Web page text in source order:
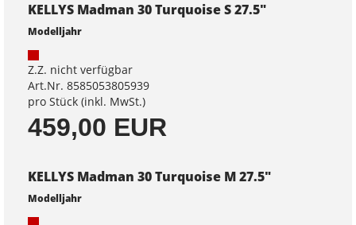
KELLYS Madman 30 Turquoise S 27.5"
Modelljahr
Z.Z. nicht verfügbar
Art.Nr. 8585053805939
pro Stück (inkl. MwSt.)
459,00 EUR
KELLYS Madman 30 Turquoise M 27.5"
Modelljahr